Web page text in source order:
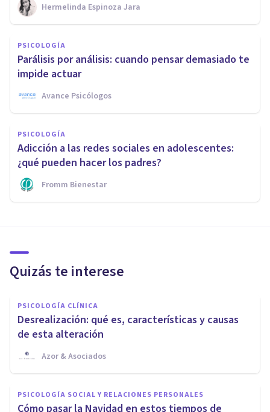
Hermelinda Espinoza Jara
PSICOLOGÍA
Parálisis por análisis: cuando pensar demasiado te
impide actuar
Avance Psicólogos
PSICOLOGÍA
Adicción a las redes sociales en adolescentes:
¿qué pueden hacer los padres?
Fromm Bienestar
Quizás te interese
PSICOLOGÍA CLÍNICA
Desrealización: qué es, características y causas
de esta alteración
Azor & Asociados
PSICOLOGÍA SOCIAL Y RELACIONES PERSONALES
Cómo pasar la Navidad en estos tiempos de